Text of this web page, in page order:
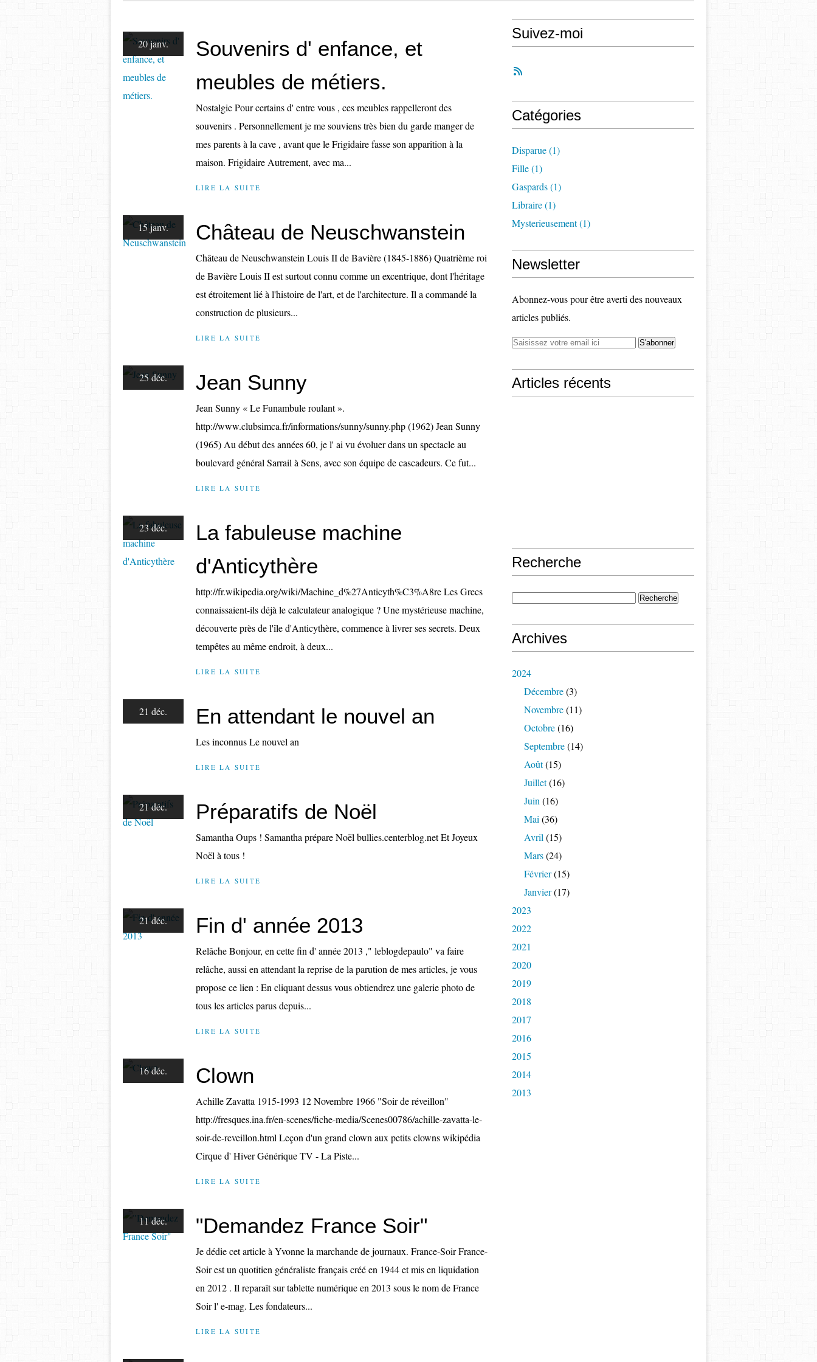
20 janv.
Souvenirs d' enfance, et
meubles de métiers.
Nostalgie Pour certains d' entre vous , ces meubles rappelleront des
souvenirs . Personnellement je me souviens très bien du garde manger de
mes parents à la cave , avant que le Frigidaire fasse son apparition à la
maison. Frigidaire Autrement, avec ma...
LIRE LA SUITE
15 janv. Château de Neuschwanstein
Château de Neuschwanstein Louis II de Bavière (1845-1886) Quatrième roi
de Bavière Louis II est surtout connu comme un excentrique, dont l'héritage
est étroitement lié à l'histoire de l'art, et de l'architecture. Il a commandé la
construction de plusieurs...
LIRE LA SUITE
25 déc. Jean Sunny
Jean Sunny « Le Funambule roulant ».
http://www.clubsimca.fr/informations/sunny/sunny.php (1962) Jean Sunny
(1965) Au début des années 60, je l' ai vu évoluer dans un spectacle au
boulevard général Sarrail à Sens, avec son équipe de cascadeurs. Ce fut...
LIRE LA SUITE
23 déc.
La fabuleuse machine
d'Anticythère
http://fr.wikipedia.org/wiki/Machine_d%27Anticyth%C3%A8re Les Grecs
connaissaient-ils déjà le calculateur analogique ? Une mystérieuse machine,
découverte près de l'île d'Anticythère, commence à livrer ses secrets. Deux
tempêtes au même endroit, à deux...
LIRE LA SUITE
21 déc. En attendant le nouvel an
Les inconnus Le nouvel an
LIRE LA SUITE
21 déc. Préparatifs de Noël
Samantha Oups ! Samantha prépare Noël bullies.centerblog.net Et Joyeux
Noël à tous !
LIRE LA SUITE
21 déc. Fin d' année 2013
Relâche Bonjour, en cette fin d' année 2013 ," leblogdepaulo" va faire
relâche, aussi en attendant la reprise de la parution de mes articles, je vous
propose ce lien : En cliquant dessus vous obtiendrez une galerie photo de
tous les articles parus depuis...
LIRE LA SUITE
16 déc. Clown
Achille Zavatta 1915-1993 12 Novembre 1966 "Soir de réveillon"
http://fresques.ina.fr/en-scenes/fiche-media/Scenes00786/achille-zavatta-le-
soir-de-reveillon.html Leçon d'un grand clown aux petits clowns wikipédia
Cirque d' Hiver Générique TV - La Piste...
LIRE LA SUITE
11 déc. "Demandez France Soir"
Je dédie cet article à Yvonne la marchande de journaux. France-Soir France-
Soir est un quotitien généraliste français créé en 1944 et mis en liquidation
en 2012 . Il reparaît sur tablette numérique en 2013 sous le nom de France
Soir l' e-mag. Les fondateurs...
LIRE LA SUITE
Suivez-moi
Catégories
Disparue(1)
Fille(1)
Gaspards(1)
Libraire(1)
Mysterieusement(1)
Newsletter
Abonnez-vous pour être averti des nouveaux
articles publiés.
Articles récents
Recherche
Archives
2024
Décembre(3)
Novembre(11)
Octobre(16)
Septembre(14)
Août(15)
Juillet(16)
Juin (16)
Mai (36)
Avril (15)
Mars(24)
Février(15)
Janvier(17)
2023
2022
2021
2020
2019
2018
2017
2016
2015
2014
2013